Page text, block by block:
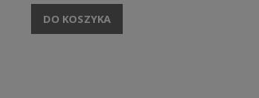
DO KOSZYKA